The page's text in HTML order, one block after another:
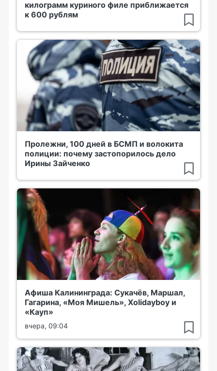
килограмм куриного филе приближается
к 600 рублям
Пролежни, 100 дней в БСМП и волокита
полиции: почему застопорилось дело
Ирины Зайченко
Афиша Калининграда: Сукачёв, Маршал,
Гагарина, «Моя Мишель», Xolidayboy и
«Кауп»
вчера, 09:04